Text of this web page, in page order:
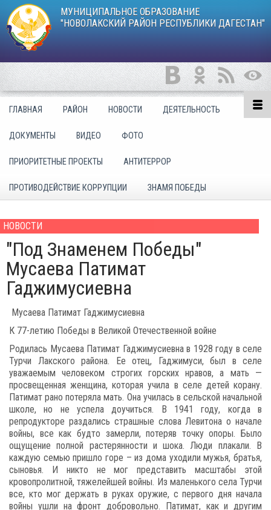
МУНИЦИПАЛЬНОЕ ОБРАЗОВАНИЕ
"НОВОЛАКСКИЙ РАЙОН РЕСПУБЛИКИ ДАГЕСТАН"
ГЛАВНАЯ РАЙОН НОВОСТИ ДЕЯТЕЛЬНОСТЬ
ДОКУМЕНТЫ ВИДЕО ФОТО
ПРИОРИТЕТНЫЕ ПРОЕКТЫ АНТИТЕРРОР
ПРОТИВОДЕЙСТВИЕ КОРРУПЦИИ ЗНАМЯ ПОБЕДЫ
НОВОСТИ
"Под Знаменем Победы"
Мусаева Патимат
Гаджимусиевна
Мусаева Патимат Гаджимусиевна
К 77-летию Победы в Великой Отечественной войне
Родилась Мусаева Патимат Гаджимусиевна в 1928 году в селе
Турчи Лакского района. Ее отец, Гаджимуси, был в селе
уважаемым человеком строгих горских нравов, а мать —
просвещенная женщина, которая учила в селе детей корану.
Патимат рано потеряла мать. Она училась в сельской начальной
школе, но не успела доучиться. В 1941 году, когда в
репродукторе раздались страшные слова Левитона о начале
войны, все как будто замерли, потеряв точку опоры. Было
ощущение полной растерянности и шока. Люди плакали. В
каждую семью пришло горе – из дома уходили мужья, братья,
сыновья. И никто не мог представить масштабы этой
кровопролитной, тяжелейшей войны. Из маленького села Турчи
все, кто мог держать в руках оружие, с первого дня начала
войны ушли на фронт добровольно. Патимат, как и другим